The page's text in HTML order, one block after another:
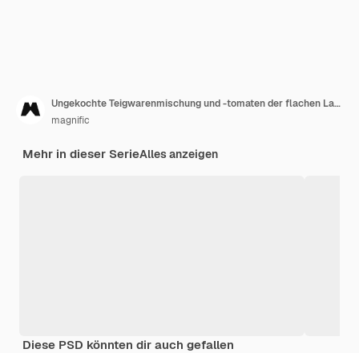
Ungekochte Teigwarenmischung und -tomaten der flachen Lage mit Hand gezeichnetem Hintergrund
magnific
Mehr in dieser SerieAlles anzeigen
Diese PSD könnten dir auch gefallen